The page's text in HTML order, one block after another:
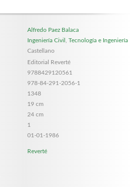
Alfredo Paez Balaca
Ingeniería Civil
Tecnología e Ingeniería
Castellano
Editorial Reverté
9788429120561
978-84-291-2056-1
1348
19 cm
24 cm
1
01-01-1986
Reverté